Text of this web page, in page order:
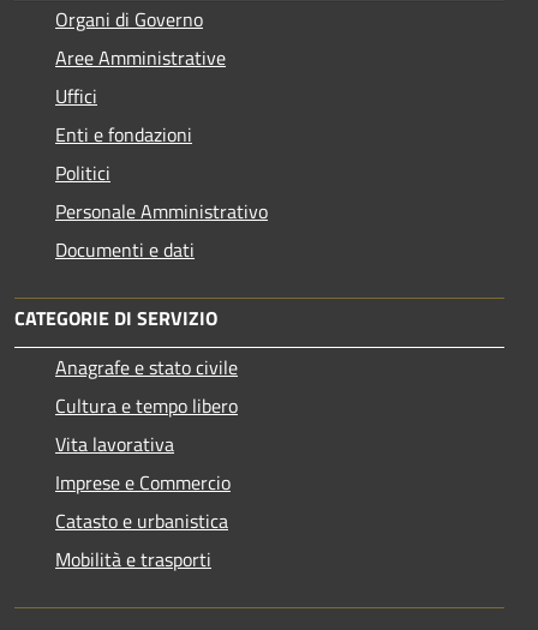
Organi di Governo
Aree Amministrative
Uffici
Enti e fondazioni
Politici
Personale Amministrativo
Documenti e dati
CATEGORIE DI SERVIZIO
Anagrafe e stato civile
Cultura e tempo libero
Vita lavorativa
Imprese e Commercio
Catasto e urbanistica
Mobilità e trasporti